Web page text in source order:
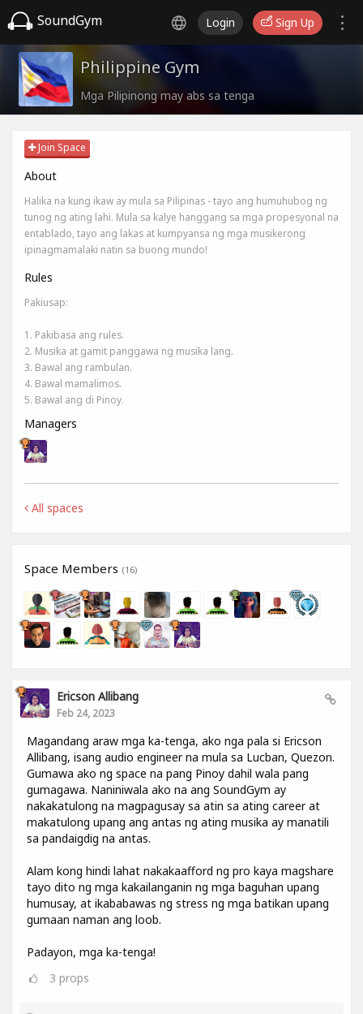
SoundGym Login Sign Up
Philippine Gym
Mga Pilipinong may abs sa tenga
Join Space
About
Halika na kung ikaw ay mula sa Pilipinas - tayo ang humuhubog ng
tunog ng ating lahi. Mula sa kalye hanggang sa mga propesyonal na
entablado, tayo ang lakas at kumpyansa ng mga musikerong
ipinagmamalaki natin sa buong mundo!
Rules
Pakiusap:
1. Pakibasa ang rules.
2. Musika at gamit panggawa ng musika lang.
3. Bawal ang rambulan.
4. Bawal mamalimos.
5. Bawal ang di Pinoy.
Managers
All spaces
Space Members (16)
Ericson Allibang
Feb 24, 2023
Magandang araw mga ka-tenga, ako nga pala si Ericson
Allibang, isang audio engineer na mula sa Lucban, Quezon.
Gumawa ako ng space na pang Pinoy dahil wala pang
gumagawa. Naniniwala ako na ang SoundGym ay
nakakatulong na magpagusay sa atin sa ating career at
makatulong upang ang antas ng ating musika ay manatili
sa pandaigdig na antas.
Alam kong hindi lahat nakakaafford ng pro kaya magshare
tayo dito ng mga kakailanganin ng mga baguhan upang
humusay, at ikababawas ng stress ng mga batikan upang
gumaan naman ang loob.
Padayon, mga ka-tenga!
3 props